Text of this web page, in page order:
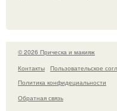
© 2026 Прическа и макияж
Контакты
Пользовательское
Политика конфидециальности
Обратная связь